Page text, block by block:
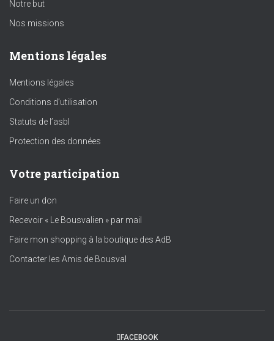
Notre but
Nos missions
Mentions légales
Mentions légales
Conditions d’utilisation
Statuts de l’asbl
Protection des données
Votre participation
Faire un don
Recevoir « Le Bousvalien » par mail
Faire mon shopping à la boutique des AdB
Contacter les Amis de Bousval
FACEBOOK